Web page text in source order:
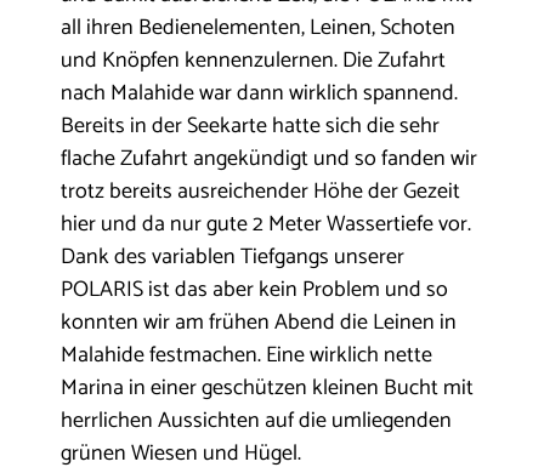
all ihren Bedienelementen, Leinen, Schoten
und Knöpfen kennenzulernen. Die Zufahrt
nach Malahide war dann wirklich spannend.
Bereits in der Seekarte hatte sich die sehr
flache Zufahrt angekündigt und so fanden wir
trotz bereits ausreichender Höhe der Gezeit
hier und da nur gute 2 Meter Wassertiefe vor.
Dank des variablen Tiefgangs unserer
POLARIS ist das aber kein Problem und so
konnten wir am frühen Abend die Leinen in
Malahide festmachen. Eine wirklich nette
Marina in einer geschützen kleinen Bucht mit
herrlichen Aussichten auf die umliegenden
grünen Wiesen und Hügel.